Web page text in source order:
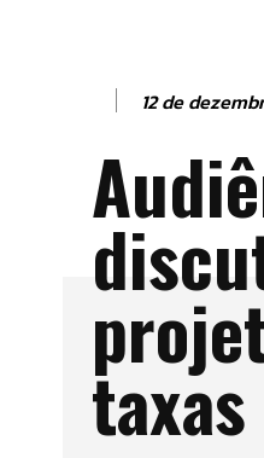
12 de